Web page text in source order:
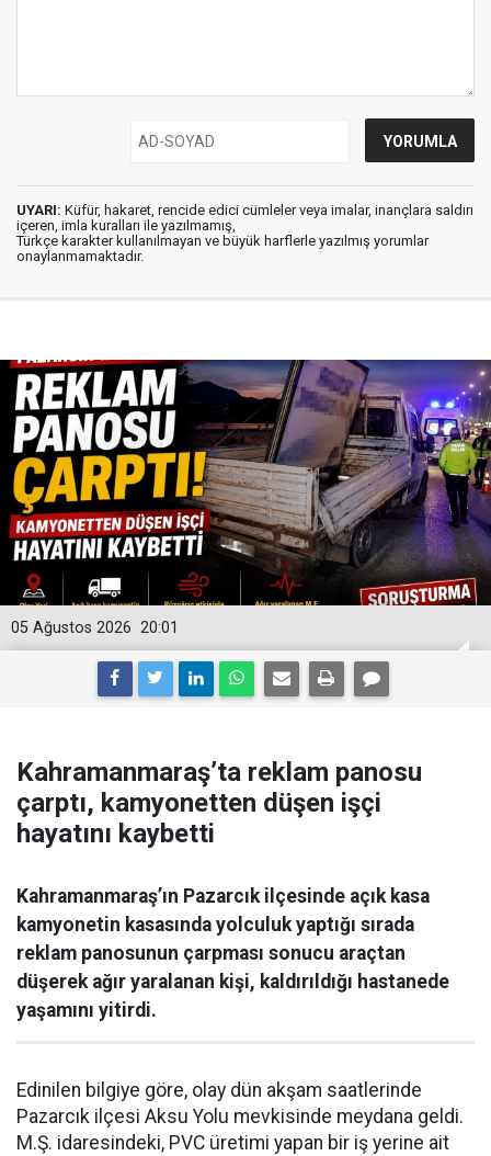
UYARI: Küfür, hakaret, rencide edici cümleler veya imalar, inançlara saldırı
içeren, imla kuralları ile yazılmamış,
Türkçe karakter kullanılmayan ve büyük harflerle yazılmış yorumlar
onaylanmamaktadır.
20:01
05 Ağustos 2026
Kahramanmaraş’ta reklam panosu
çarptı, kamyonetten düşen işçi
hayatını kaybetti
Kahramanmaraş’ın Pazarcık ilçesinde açık kasa
kamyonetin kasasında yolculuk yaptığı sırada
reklam panosunun çarpması sonucu araçtan
düşerek ağır yaralanan kişi, kaldırıldığı hastanede
yaşamını yitirdi.
Edinilen bilgiye göre, olay dün akşam saatlerinde
Pazarcık ilçesi Aksu Yolu mevkisinde meydana geldi.
M.Ş. idaresindeki, PVC üretimi yapan bir iş yerine ait